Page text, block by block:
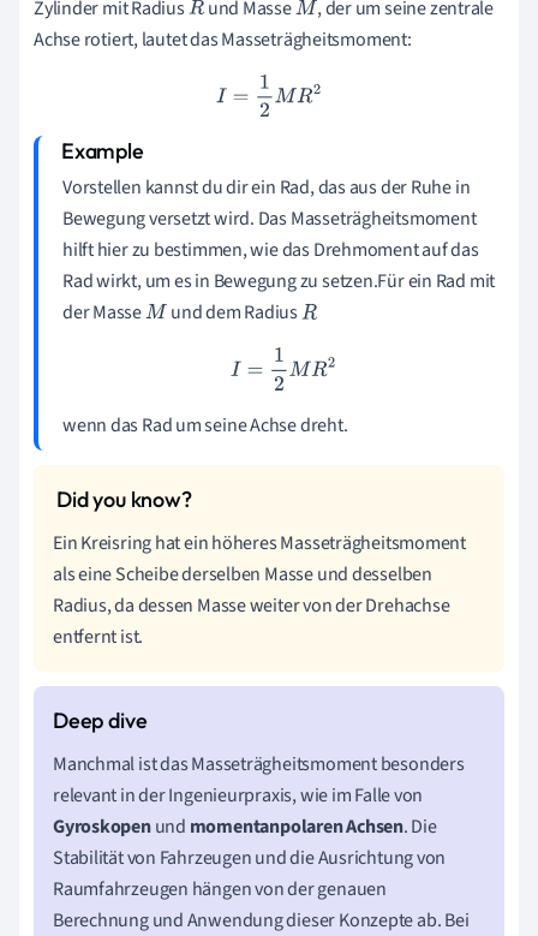
Zylinder mit RadiusR und MasseM , der um seine zentrale
Achse rotiert, lautet das Masseträgheitsmoment:
I= 12MR2
Vorstellen kannst du dir ein Rad, das aus der Ruhe in
Bewegung versetzt wird. Das Masseträgheitsmoment
hilft hier zu bestimmen, wie das Drehmoment auf das
Rad wirkt, um es in Bewegung zu setzen.Für ein Rad mit
der MasseM und dem RadiusR
I= 12MR2
wenn das Rad um seine Achse dreht.
Ein Kreisring hat ein höheres Masseträgheitsmoment
als eine Scheibe derselben Masse und desselben
Radius, da dessen Masse weiter von der Drehachse
entfernt ist.
Manchmal ist das Masseträgheitsmoment besonders
relevant in der Ingenieurpraxis, wie im Falle von
Gyroskopenund momentanpolaren Achsen. Die
Stabilität von Fahrzeugen und die Ausrichtung von
Raumfahrzeugen hängen von der genauen
Berechnung und Anwendung dieser Konzepte ab. Bei